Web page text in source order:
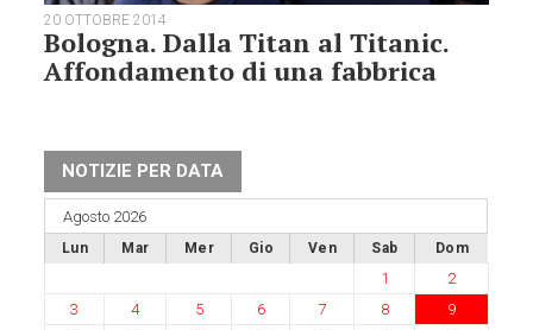
20 OTTOBRE 2014
Bologna. Dalla Titan al Titanic.
Affondamento di una fabbrica
NOTIZIE PER DATA
Agosto 2026
Lun Mar Mer Gio Ven Sab Dom
1
2
3
4 5 6 7 8
9